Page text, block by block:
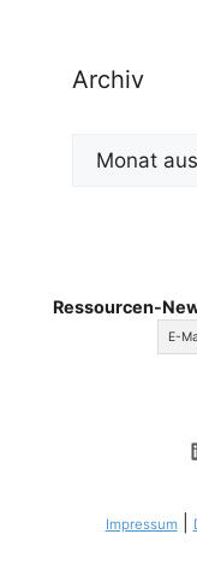
Archiv
Archiv
Ressourcen-
Impressum|